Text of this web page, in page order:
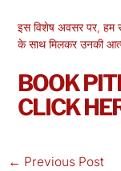
इस विशेष अवसर पर, हम
के साथ मिलकर उनकी
BOOK
CLICK
← Previous Post